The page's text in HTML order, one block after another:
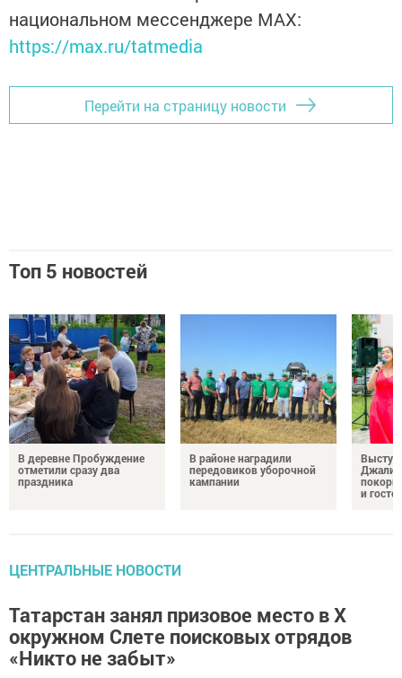
национальном мессенджере MАХ:
https://max.ru/tatmedia
Перейти на страницу новости
Топ 5 новостей
В деревне Пробуждение
отметили сразу два
праздника
В районе наградили
передовиков уборочной
кампании
и
ЦЕНТРАЛЬНЫЕ НОВОСТИ
Татарстан занял призовое место в X
окружном Слете поисковых отрядов
«Никто не забыт»